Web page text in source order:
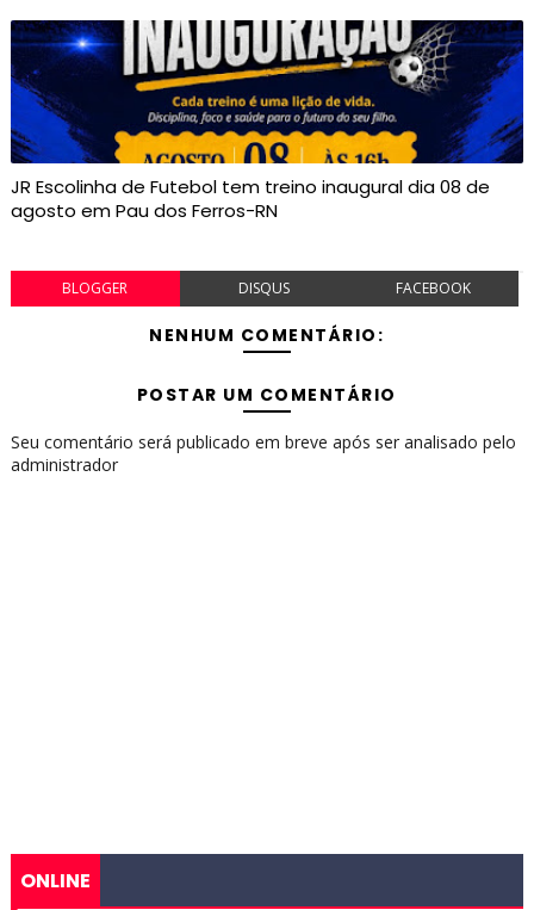
JR Escolinha de Futebol tem treino inaugural dia 08 de
agosto em Pau dos Ferros-RN
BLOGGER DISQUS FACEBOOK
NENHUM COMENTÁRIO:
POSTAR UM COMENTÁRIO
Seu comentário será publicado em breve após ser analisado pelo
administrador
ONLINE